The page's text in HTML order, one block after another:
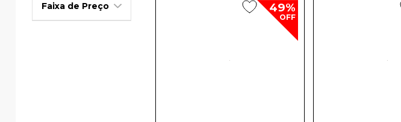
Faixa de Preço 49%
OFF